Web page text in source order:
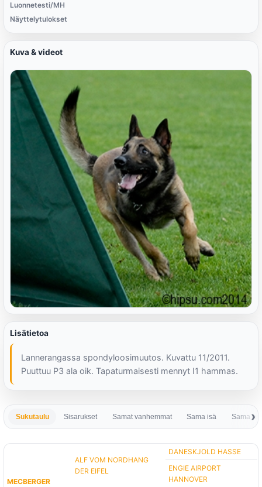
Luonnetesti/MH
Näyttelytulokset
Kuva & videot
Lisätietoa
Lannerangassa spondyloosimuutos. Kuvattu 11/2011.
Puuttuu P3 ala oik. Tapaturmaisesti mennyt I1 hammas.
Sukutaulu Sisarukset Samat vanhemmat Sama isä Sama
MECBERGER
ALF VOM NORDHANG
DER EIFEL
DANESKJOLD HASSE
ENGIE AIRPORT
HANNOVER